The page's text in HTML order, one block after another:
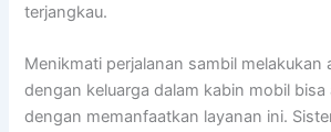
terjangkau.
Menikmati perjalanan sambil melakukan
dengan keluarga dalam kabin mobil bisa
dengan memanfaatkan layanan ini.